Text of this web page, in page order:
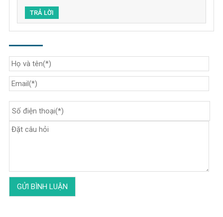
TRẢ LỜI